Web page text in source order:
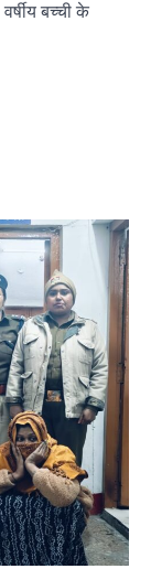
बच्ची के